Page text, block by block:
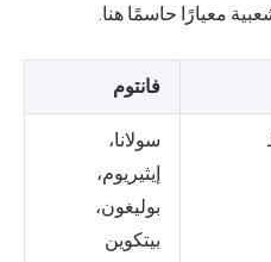
معيارًا حاسمًا هنا.
فانتوم
سولانا،
إيثيريوم،
بوليغون،
بيتكوين